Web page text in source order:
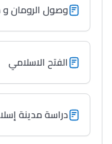
وصول الرومان و
الفتح الاسلامي
دراسة مدينة